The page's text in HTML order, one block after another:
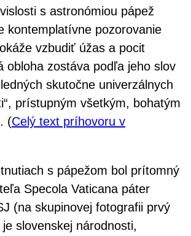
s astronómiou pápež
kontemplatívne pozorovanie
vzbudiť úžas a pocit
obloha zostáva podľa jeho slov
skutočne univerzálnych
prístupným všetkým, bohatým
(Celý text príhovoru v
s pápežom bol prítomný
Specola Vaticana páter
(na skupinovej fotografii prvý
slovenskej národnosti,